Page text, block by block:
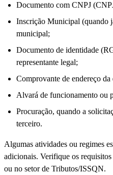
Documento com CNPJ
Inscrição Municipal (quando
municipal;
Documento de identidade
representante legal;
Comprovante de endereço da
Alvará de funcionamento ou
Procuração, quando a
terceiro.
Algumas atividades ou regimes
adicionais. Verifique os
ou no setor de Tributos/ISSQN.